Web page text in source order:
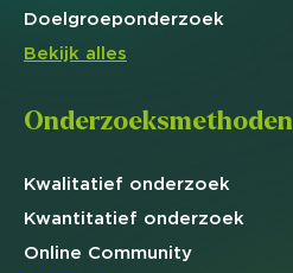
Doelgroeponderzoek
Bekijk alles
Onderzoeksmethoden
Kwalitatief onderzoek
Kwantitatief onderzoek
Online Community